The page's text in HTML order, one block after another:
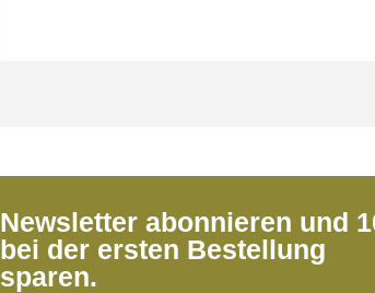
Newsletter abonnieren und
bei der ersten Bestellung
sparen.